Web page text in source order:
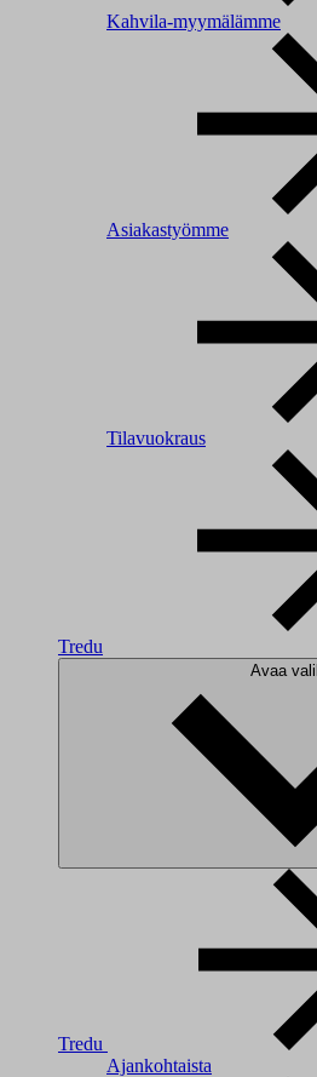
Kahvila-myymälämme
Asiakastyömme
Tilavuokraus
Tredu
Avaa
Tredu
Ajankohtaista